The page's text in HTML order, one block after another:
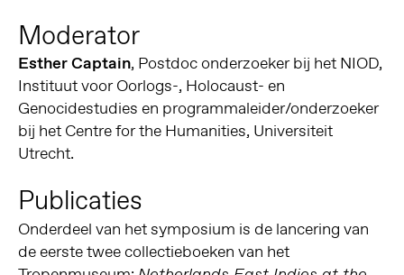
Moderator
Esther Captain, Postdoc onderzoeker bij het NIOD,
Instituut voor Oorlogs-, Holocaust- en
Genocidestudies en programmaleider/onderzoeker
bij het Centre for the Humanities, Universiteit
Utrecht.
Publicaties
Onderdeel van het symposium is de lancering van
de eerste twee collectieboeken van het